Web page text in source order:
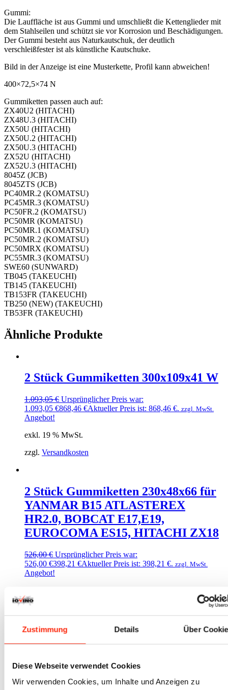
Zustimmung Details Über
Diese Webseite verwendet Cookies
Wir verwenden Cookies, um Inhalte und Anzeigen zu
Gummi:
Die Lauffläche ist aus Gummi und umschließt die Kettenglieder mit
dem Stahlseilen und schützt sie vor Korrosion und Beschädigungen.
Der Gummi besteht aus Naturkautschuk, der deutlich
verschleißfester ist als künstliche Kautschuke.
Bild in der Anzeige ist eine Musterkette, Profil kann abweichen!
400×72,5×74 N
Gummiketten passen auch auf:
ZX40U2 (HITACHI)
ZX48U.3 (HITACHI)
ZX50U (HITACHI)
ZX50U.2 (HITACHI)
ZX50U.3 (HITACHI)
ZX52U (HITACHI)
ZX52U.3 (HITACHI)
8045Z (JCB)
8045ZTS (JCB)
PC40MR.2 (KOMATSU)
PC45MR.3 (KOMATSU)
PC50FR.2 (KOMATSU)
PC50MR (KOMATSU)
PC50MR.1 (KOMATSU)
PC50MR.2 (KOMATSU)
PC50MRX (KOMATSU)
PC55MR.3 (KOMATSU)
SWE60 (SUNWARD)
TB045 (TAKEUCHI)
TB145 (TAKEUCHI)
TB153FR (TAKEUCHI)
TB250 (NEW) (TAKEUCHI)
TB53FR (TAKEUCHI)
Ähnliche Produkte
2 Stück Gummiketten 300x109x41 W
1.093,05€ Ursprünglicher Preis war:
1.093,05 €868,46 €Aktueller Preis ist: 868,46 €. zzgl. MwSt.
Angebot!
exkl. 19 % MwSt.
zzgl. Versandkosten
2 Stück Gummiketten 230x48x66 für
YANMAR B15 ATLASTEREX
HR2.0, BOBCAT E17,E19,
EUROCOMA ES15, HITACHI ZX18
526,00€ Ursprünglicher Preis war:
526,00 €398,21 €Aktueller Preis ist: 398,21 €. zzgl. MwSt.
Angebot!
zzgl.
1 Stück GUMMIKETTE 180x72x37
für Kubota K008 Baggerketten für